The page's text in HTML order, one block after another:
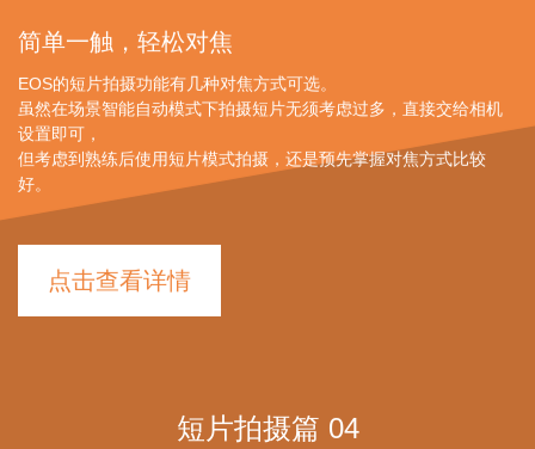
简单一触，轻松对焦
EOS的短片拍摄功能有几种对焦方式可选。
虽然在场景智能自动模式下拍摄短片无须考虑过多，直接交给相机
设置即可，
但考虑到熟练后使用短片模式拍摄，还是预先掌握对焦方式比较
好。
点击查看详情